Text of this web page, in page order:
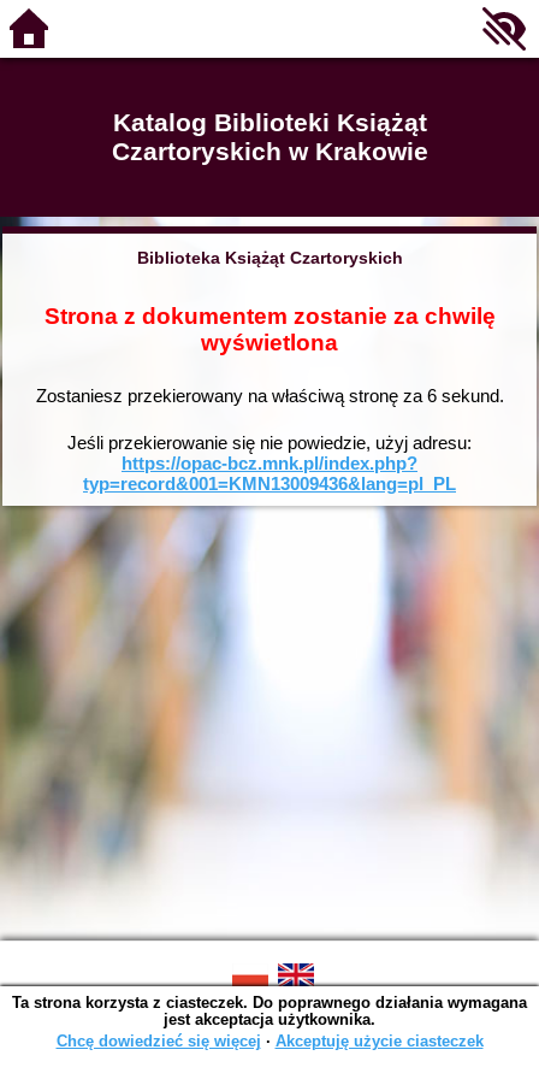
Katalog Biblioteki Książąt
Czartoryskich w Krakowie
Biblioteka Książąt Czartoryskich
Strona z dokumentem zostanie za chwilę
wyświetlona
Zostaniesz przekierowany na właściwą stronę za 6sekund.
Jeśli przekierowanie się nie powiedzie, użyj adresu:
https://opac-bcz.mnk.pl/index.php?
typ=record&001=KMN13009436&lang=pl_PL
SOWA OPAC v. 6.11.10 (2026-07-24)
Wygenerowano w 0,0014 s.
Ta strona korzysta z ciasteczek. Do poprawnego działania wymagana
jest akceptacja użytkownika.
Chcę dowiedzieć się więcej ∙ Akceptuję użycie ciasteczek